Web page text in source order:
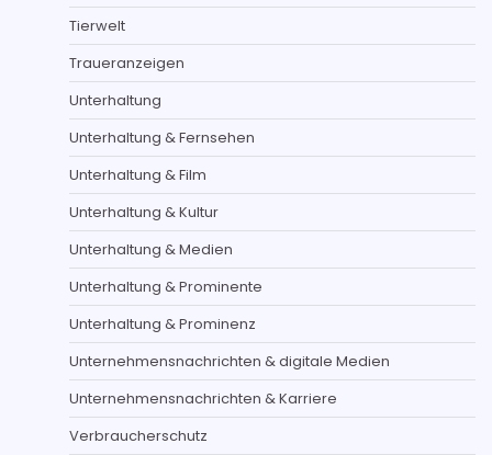
Tierwelt
Traueranzeigen
Unterhaltung
Unterhaltung & Fernsehen
Unterhaltung & Film
Unterhaltung & Kultur
Unterhaltung & Medien
Unterhaltung & Prominente
Unterhaltung & Prominenz
Unternehmensnachrichten & digitale Medien
Unternehmensnachrichten & Karriere
Verbraucherschutz